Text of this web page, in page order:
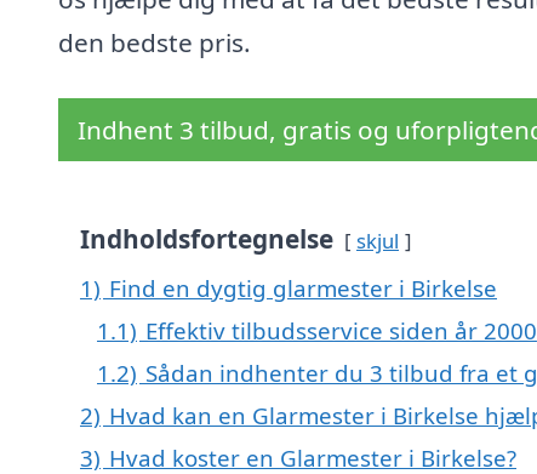
den bedste pris.
Indhent 3 tilbud, gratis og
Indholdsfortegnelse skjul
1) Find en dygtig glarmester i Birkelse
1.1) Effektiv tilbudsservice siden år 2000
1.2) Sådan indhenter du 3 tilbud fra et
2) Hvad kan en Glarmester i Birkelse
3) Hvad koster en Glarmester i Birkelse?